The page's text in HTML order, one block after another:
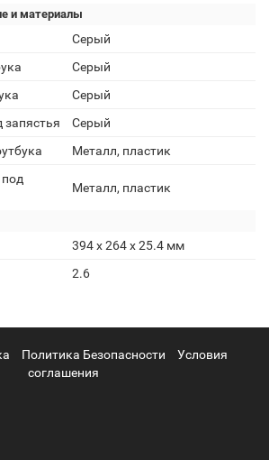
и материалы
Серый
Серый
Серый
запястья
Серый
Металл, пластик
Металл, пластик
394 х 264 х 25.4 мм
2.6
Политика Безопасности
Условия
соглашения